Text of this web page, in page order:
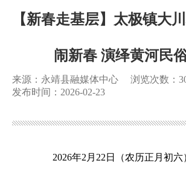
【新春走基层】太极镇大
闹新春 演绎黄河民
来源：永靖县融媒体中心 浏览次数：
发布时间：2026-02-23
2026年2月22日（农历正月初